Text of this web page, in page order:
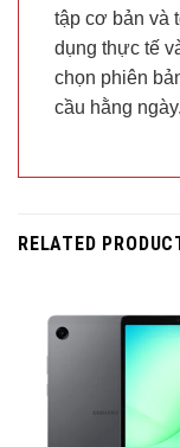
tập cơ bản và
dụng thực tế
chọn phiên
cầu hằng ngày.
RELATED